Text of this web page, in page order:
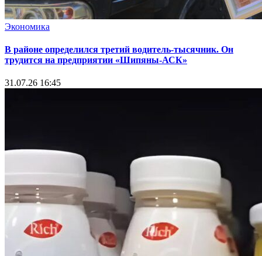
Экономика
В районе определился третий водитель-тысячник. Он
трудится на предприятии «Шипяны-АСК»
31.07.26 16:45